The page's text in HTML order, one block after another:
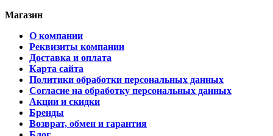
Магазин
О компании
Реквизиты компании
Доставка и оплата
Карта сайта
Политики обработки персональных данных
Согласие на обработку персональных данных
Акции и скидки
Бренды
Возврат, обмен и гарантия